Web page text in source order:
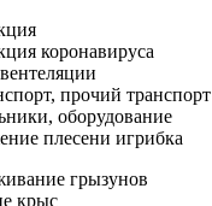
коронавируса
прочий транспорт
оборудование
плесени игрибка
грызунов
крыс